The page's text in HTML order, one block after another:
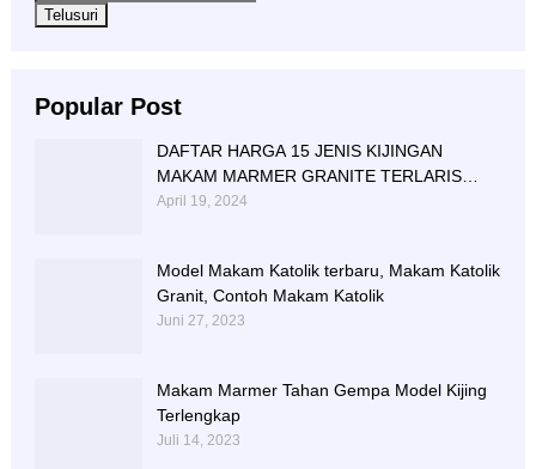
Popular Post
DAFTAR HARGA 15 JENIS KIJINGAN
MAKAM MARMER GRANITE TERLARIS
BERIKUT NISAN NYA
April 19, 2024
Model Makam Katolik terbaru, Makam Katolik
Granit, Contoh Makam Katolik
Juni 27, 2023
Makam Marmer Tahan Gempa Model Kijing
Terlengkap
Juli 14, 2023